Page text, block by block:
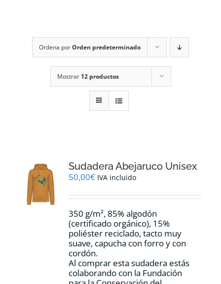
CARRITO
Ordena porOrden predeterminado
Mostrar 12 productos
Sudadera Abejaruco Unisex
50,00€ IVA incluido
350 g/m², 85% algodón
(certificado orgánico), 15%
poliéster reciclado, tacto muy
suave, capucha con forro y con
cordón.
Al comprar esta sudadera estás
colaborando con la Fundación